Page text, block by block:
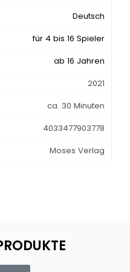
Deutsch
für 4 bis 16 Spieler
ab 16 Jahren
2021
ca. 30 Minuten
4033477903778
Moses Verlag